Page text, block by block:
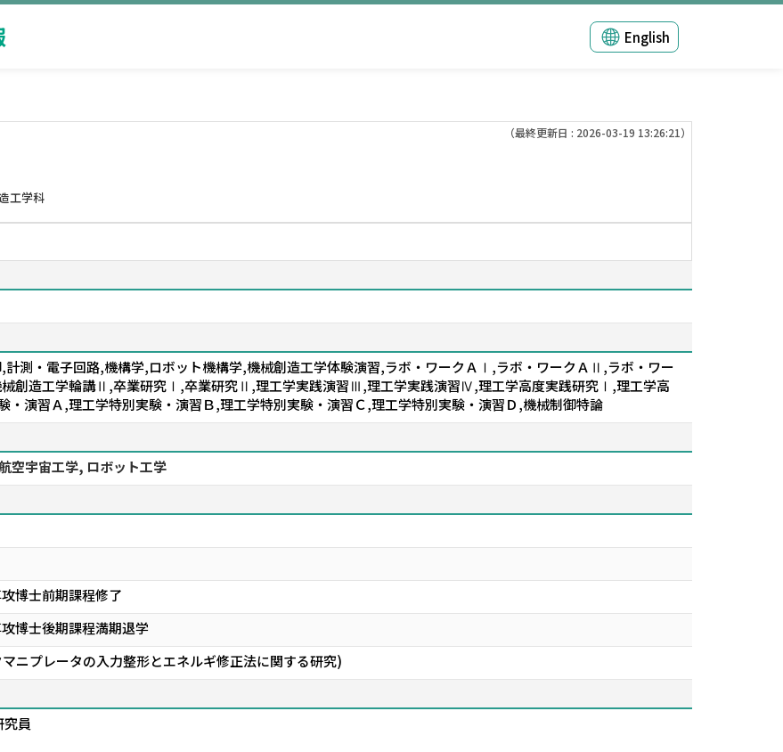
English
（最終更新日 : 2026-03-19 13:26:21）
工学科
測・電子回路,機構学,ロボット機構学,機械創造工学体験演習,ラボ・ワークＡⅠ,ラボ・ワークＡⅡ,ラボ・ワー
創造工学輪講Ⅱ,卒業研究Ⅰ,卒業研究Ⅱ,理工学実践演習Ⅲ,理工学実践演習Ⅳ,理工学高度実践研究Ⅰ,理工学高
演習Ａ,理工学特別実験・演習Ｂ,理工学特別実験・演習Ｃ,理工学特別実験・演習Ｄ,機械制御特論
空宇宙工学, ロボット工学
博士前期課程修了
博士後期課程満期退学
ニプレータの入力整形とエネルギ修正法に関する研究)
員